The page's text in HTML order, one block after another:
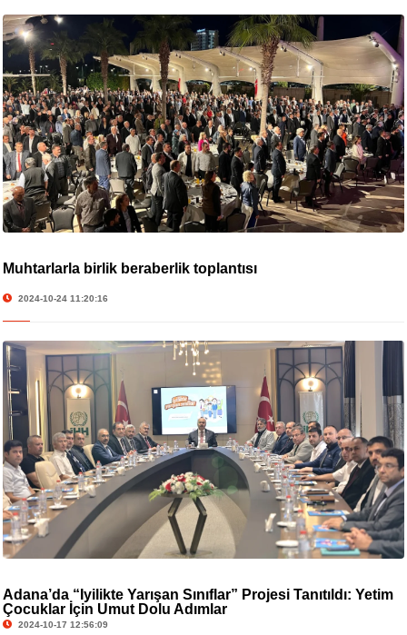
Muhtarlarla birlik beraberlik toplantısı
2024-10-24 11:20:16
Adana’da “İyilikte Yarışan Sınıflar” Projesi Tanıtıldı: Yetim
Çocuklar İçin Umut Dolu Adımlar
2024-10-17 12:56:09